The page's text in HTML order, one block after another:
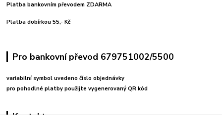
Platba bankovním převodem ZDARMA
Platba dobírkou 55,- Kč
Pro bankovní převod 679751002/5500
variabilní symbol uvedeno číslo objednávky
pro pohodlné platby použijte vygenerovaný QR kód
Kontakty